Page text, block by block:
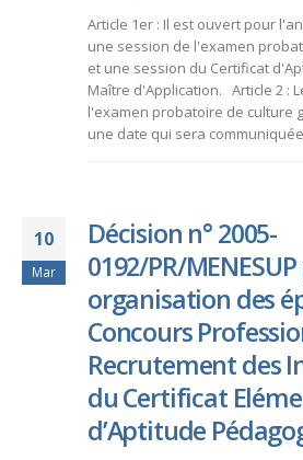
Article 1er : Il est ouvert pour
une session de l'examen
et une session du Certificat
Maître d'Application. Article 2 :
l'examen probatoire de culture
une date qui sera
10
Mar
Décision n° 2005-
0192/PR/
organisation des
Concours
Recrutement des
du Certificat
d’Aptitude